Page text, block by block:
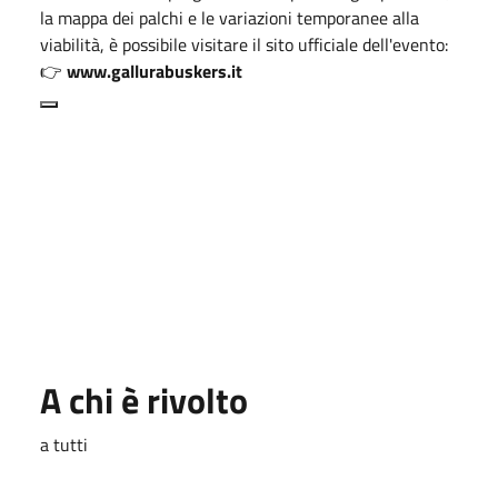
la mappa dei palchi e le variazioni temporanee alla
viabilità, è possibile visitare il sito ufficiale dell'evento:
👉 www.gallurabuskers.it
A chi è rivolto
a tutti